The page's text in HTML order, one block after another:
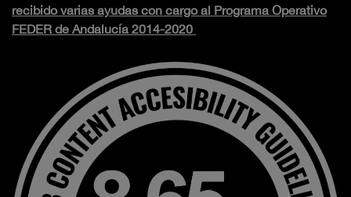
recibido varias ayudas con cargo al Programa Operativo
FEDER de Andalucía 2014-2020